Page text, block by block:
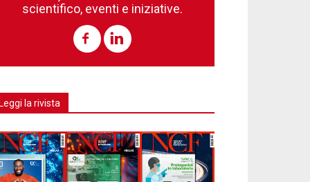
scientifico, eventi e iniziative.
la rivista